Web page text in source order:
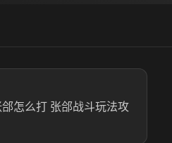
怎么打 张郃战斗玩法攻